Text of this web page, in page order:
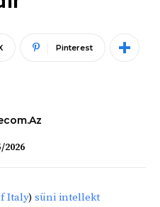
Pinterest
2026
Italy) süni intellekt